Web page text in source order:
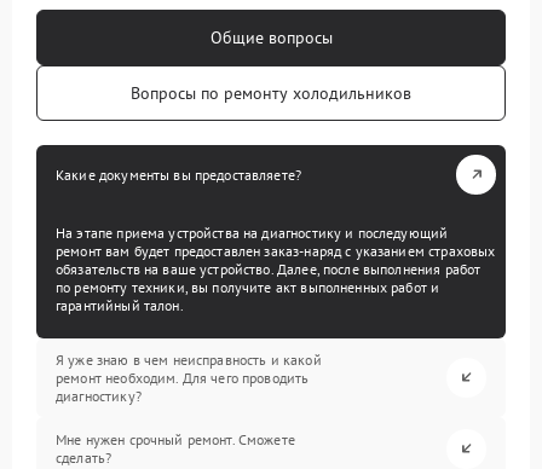
Общие вопросы
Вопросы по ремонту холодильников
Какие документы вы предоставляете?
На этапе приема устройства на диагностику и последующий
ремонт вам будет предоставлен заказ-наряд с указанием страховых
обязательств на ваше устройство. Далее, после выполнения работ
по ремонту техники, вы получите акт выполненных работ и
гарантийный талон.
Я уже знаю в чем неисправность и какой
ремонт необходим. Для чего проводить
диагностику?
Мне нужен срочный ремонт. Сможете
сделать?